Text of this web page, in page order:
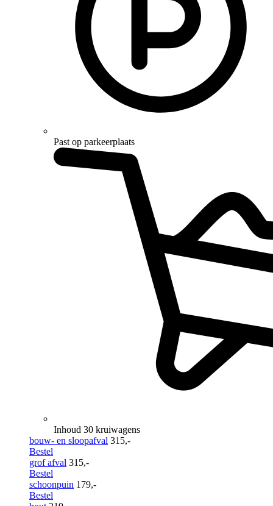
Past op parkeerplaats
Inhoud 30 kruiwagens
bouw- en sloopafval 315,-
Bestel
grof afval 315,-
Bestel
schoonpuin 179,-
Bestel